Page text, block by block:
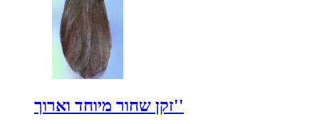
זקן שחור מיוחד וארוך''